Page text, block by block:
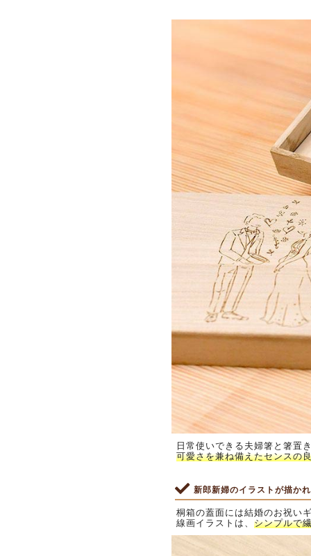
日常使いできる夫婦箸と箸置
可愛さを兼ね備えたセンスの
新郎新婦のイラストが描か
桐箱の蓋面には結婚のお祝い
線画イラストは、 シンプルで